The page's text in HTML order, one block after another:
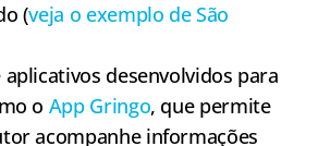
(veja o exemplo de São
desenvolvidos para
o App Gringo, que permite
acompanhe informações